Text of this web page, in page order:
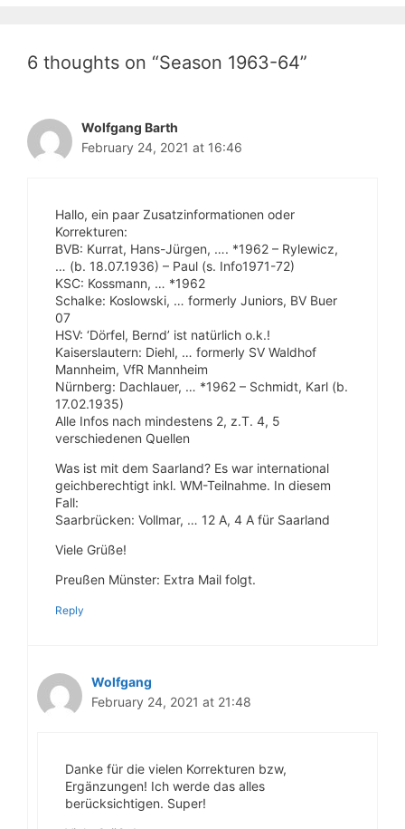
6 thoughts on “Season 1963-64”
Wolfgang Barth
February 24, 2021 at 16:46
Hallo, ein paar Zusatzinformationen oder
Korrekturen:
BVB: Kurrat, Hans-Jürgen, …. *1962 – Rylewicz,
… (b. 18.07.1936) – Paul (s. Info1971-72)
KSC: Kossmann, … *1962
Schalke: Koslowski, … formerly Juniors, BV Buer
07
HSV: ‘Dörfel, Bernd’ ist natürlich o.k.!
Kaiserslautern: Diehl, … formerly SV Waldhof
Mannheim, VfR Mannheim
Nürnberg: Dachlauer, … *1962 – Schmidt, Karl (b.
17.02.1935)
Alle Infos nach mindestens 2, z.T. 4, 5
verschiedenen Quellen
Was ist mit dem Saarland? Es war international
geichberechtigt inkl. WM-Teilnahme. In diesem
Fall:
Saarbrücken: Vollmar, … 12 A, 4 A für Saarland
Viele Grüße!
Preußen Münster: Extra Mail folgt.
Reply
Wolfgang
February 24, 2021 at 21:48
Danke für die vielen Korrekturen bzw,
Ergänzungen! Ich werde das alles
berücksichtigen. Super!